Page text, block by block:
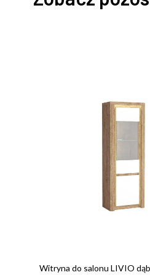
Witryna do salonu LIVIO